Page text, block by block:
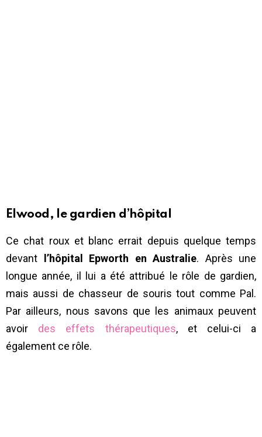
Elwood, le gardien d’hôpital
Ce chat roux et blanc errait depuis quelque temps
devant l’hôpital Epworth en Australie. Après une
longue année, il lui a été attribué le rôle de gardien,
mais aussi de chasseur de souris tout comme Pal.
Par ailleurs, nous savons que les animaux peuvent
avoir des effets thérapeutiques, et celui-ci a
également ce rôle.